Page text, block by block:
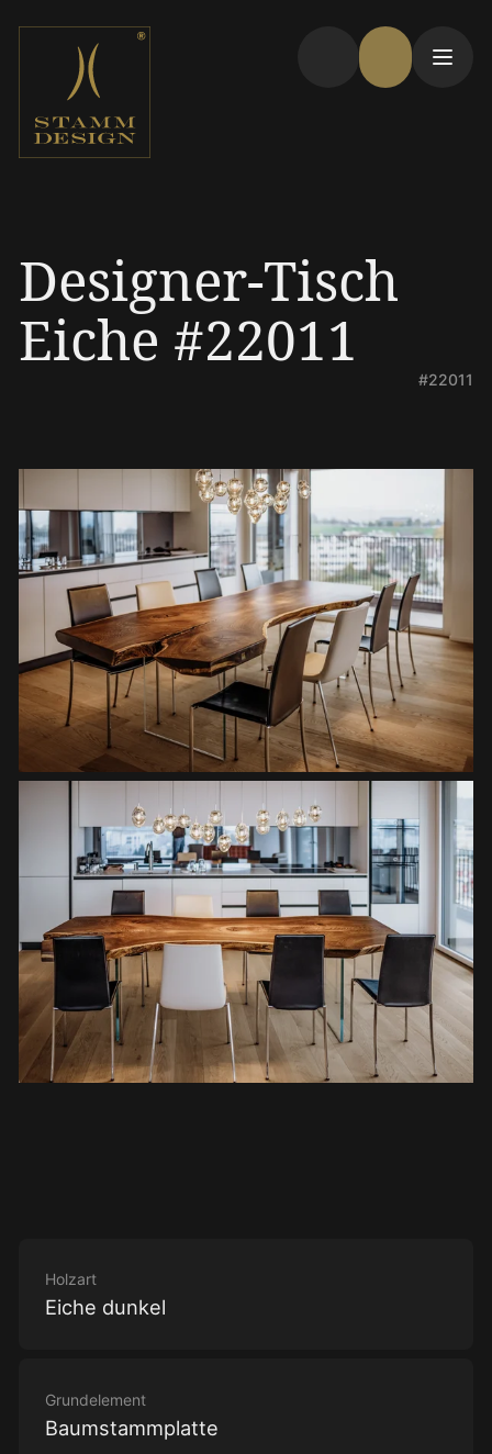
Designer-Tisch
Eiche #22011
#22011
Holzart
Eiche dunkel
Grundelement
Baumstammplatte